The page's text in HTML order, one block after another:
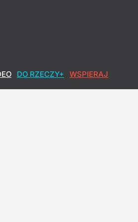
DO RZECZY+ WSPIERAJ